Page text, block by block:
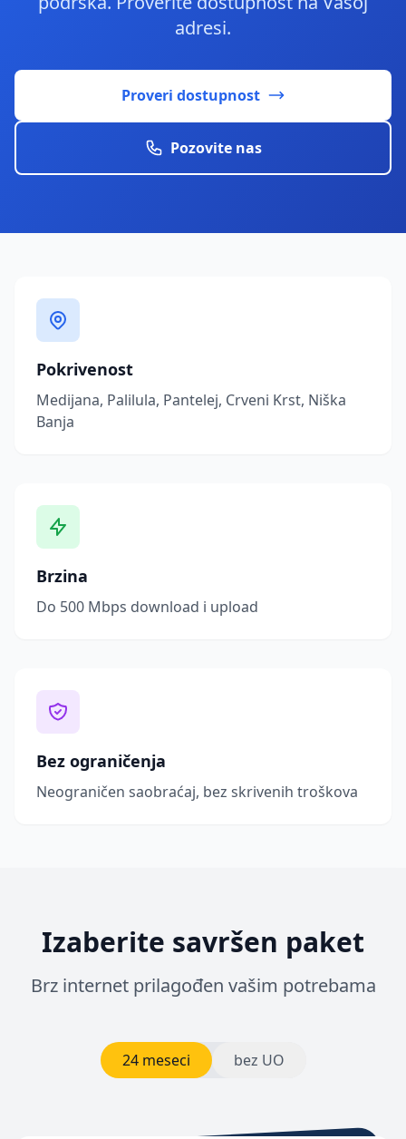
adresi.
Proveri dostupnost
Pozovite nas
Pokrivenost
Medijana, Palilula, Pantelej, Crveni Krst, Niška
Banja
Brzina
Do 500 Mbps download i upload
Bez ograničenja
Neograničen saobraćaj, bez skrivenih troškova
Izaberite savršen paket
Brz internet prilagođen vašim potrebama
24 meseci bez UO